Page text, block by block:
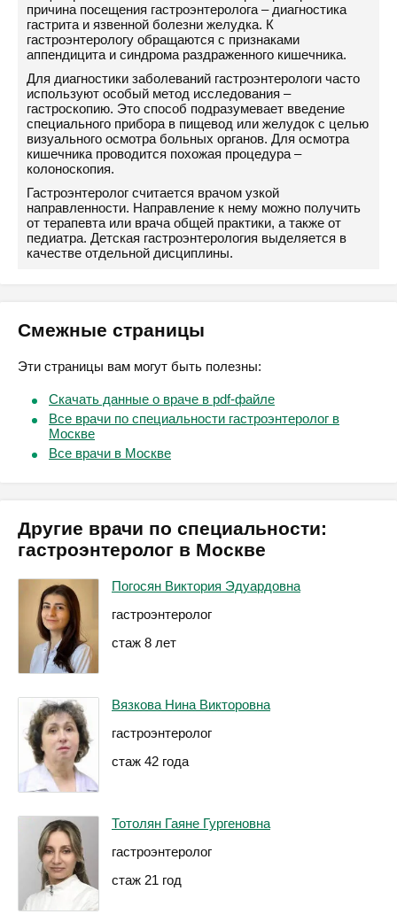
причина посещения гастроэнтеролога – диагностика
гастрита и язвенной болезни желудка. К
гастроэнтерологу обращаются с признаками
аппендицита и синдрома раздраженного кишечника.
Для диагностики заболеваний гастроэнтерологи часто
используют особый метод исследования –
гастроскопию. Это способ подразумевает введение
специального прибора в пищевод или желудок с целью
визуального осмотра больных органов. Для осмотра
кишечника проводится похожая процедура –
колоноскопия.
Гастроэнтеролог считается врачом узкой
направленности. Направление к нему можно получить
от терапевта или врача общей практики, а также от
педиатра. Детская гастроэнтерология выделяется в
качестве отдельной дисциплины.
Смежные страницы
Эти страницы вам могут быть полезны:
Скачать данные о враче в pdf-файле
Все врачи по специальности гастроэнтеролог в
Москве
Все врачи в Москве
Другие врачи по специальности:
гастроэнтеролог в Москве
Погосян Виктория Эдуардовна
гастроэнтеролог
стаж 8 лет
Вязкова Нина Викторовна
гастроэнтеролог
стаж 42 года
Тотолян Гаяне Гургеновна
гастроэнтеролог
стаж 21 год